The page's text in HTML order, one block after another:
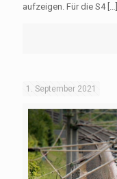
aufzeigen. Für die S4[…]
1. September 2021